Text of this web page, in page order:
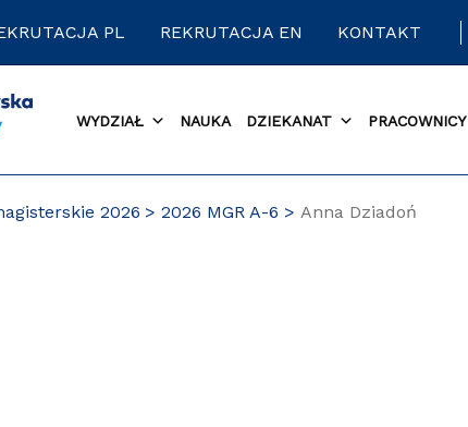
PL REKRUTACJA EN KONTAKT
WYDZIAŁ NAUKA DZIEKANAT PRACOWNICY
2026 2026 MGR A-6 Anna Dziadoń